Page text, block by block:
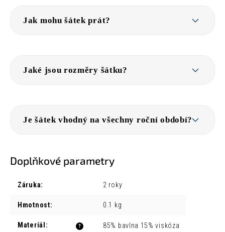
Jak mohu šátek prát?
Jaké jsou rozměry šátku?
Je šátek vhodný na všechny roční období?
Doplňkové parametry
Záruka: 2 roky
Hmotnost: 0.1 kg
?
Materíál : 85% bavlna 15% viskóza